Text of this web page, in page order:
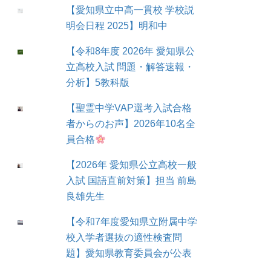
【愛知県立中高一貫校 学校説
明会日程 2025】明和中
【令和8年度 2026年 愛知県公
立高校入試 問題・解答速報・
分析】5教科版
【聖霊中学VAP選考入試合格
者からのお声】2026年10名全
員合格
【2026年 愛知県公立高校一般
入試 国語直前対策】担当 前島
良雄先生
【令和7年度愛知県立附属中学
校入学者選抜の適性検査問
題】愛知県教育委員会が公表